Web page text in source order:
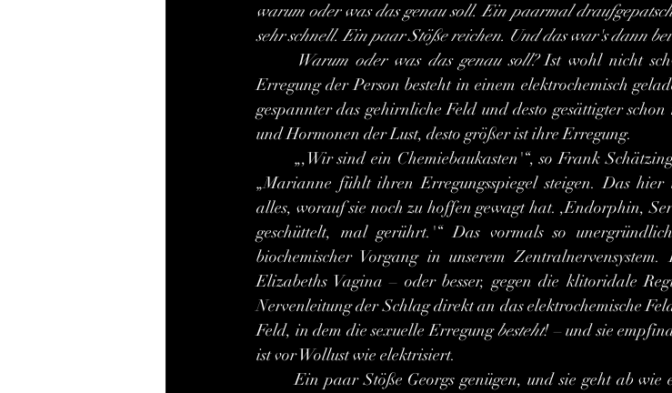
warum oder was das genau soll. Ein paarmal
sehr schnell. Ein paar Stöße reichen. Und das war's dann
Warum oder was das genau soll? Ist wohl nicht
Erregung der Person besteht in einem elektrochemisch
gespannter das gehirnliche Feld und desto gesättigter
und Hormonen der Lust, desto größer ist ihre Erregung.
„Marianne fühlt ihren Erregungsspiegel steigen. Das
alles, worauf sie noch zu hoffen gewagt hat. ,Endorphin,
geschüttelt, mal gerührt.'“ Das vormals so
biochemischer Vorgang in unserem
Elizabeths Vagina – oder besser, gegen die klitoridale
Nervenleitung der Schlag direkt an das elektrochemische
Feld, in dem die sexuelle Erregung besteht! – und sie
ist vor Wollust wie elektrisiert.
	Ein paar Stöße Georgs genügen, und sie geht ab wie ein explodierender Feuerwerkskörper.